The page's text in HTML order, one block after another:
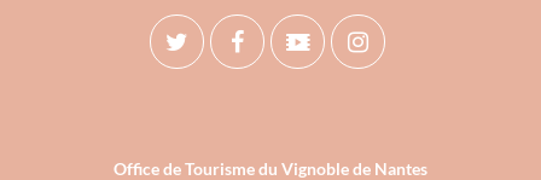
Office de Tourisme du Vignoble de Nantes